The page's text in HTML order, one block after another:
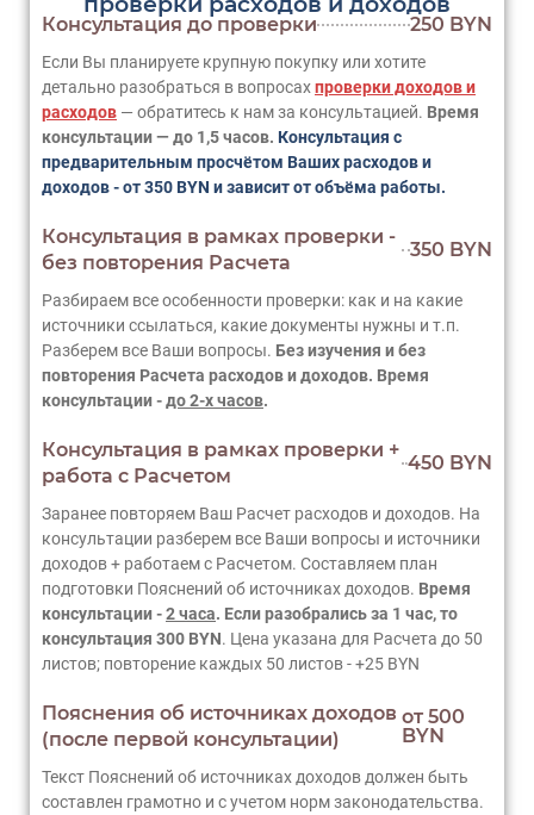
Консультация до проверки 250 BYN
Если Вы планируете крупную покупку или хотите
детально разобраться в вопросахпроверки доходов и
расходов — обратитесь к нам за консультацией. Время
консультации — до 1,5 часов. Консультация с
предварительным просчётом Ваших расходов и
доходов - от 350 BYN и зависит от объёма работы.
Консультация в рамках проверки -
без повторения Расчета
350 BYN
Разбираем все особенности проверки: как и на какие
источники ссылаться, какие документы нужны и т.п.
Разберем все Ваши вопросы. Без изучения и без
повторения Расчета расходов и доходов. Время
консультации -до 2-х часов.
Консультация в рамках проверки +
работа с Расчетом
450 BYN
Заранее повторяем Ваш Расчет расходов и доходов. На
консультации разберем все Ваши вопросы и источники
доходов + работаем с Расчетом. Составляем план
подготовки Пояснений об источниках доходов. Время
консультации -2 часа. Если разобрались за 1 час, то
консультация 300 BYN. Цена указана для Расчета до 50
листов; повторение каждых 50 листов - +25 BYN
Пояснения об источниках доходов
(после первой консультации)
от 500
BYN
Текст Пояснений об источниках доходов должен быть
составлен грамотно и с учетом норм законодательства.